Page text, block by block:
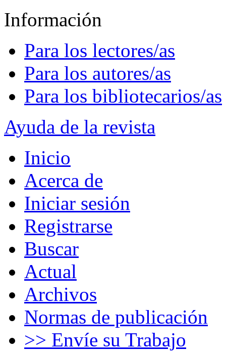
Información
Para los lectores/as
Para los autores/as
Para los bibliotecarios/as
Ayuda de la revista
Inicio
Acerca de
Iniciar sesión
Registrarse
Buscar
Actual
Archivos
Normas de publicación
>> Envíe su Trabajo